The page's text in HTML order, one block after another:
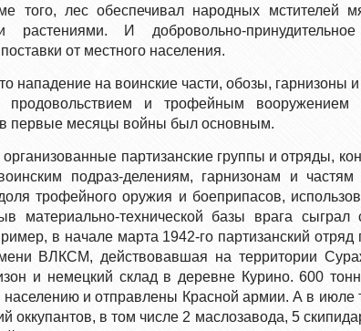
того, лес обеспечивал народных мстителей
И добровольно-
от местного населения.
нападение на воинские части, обозы, гарнизоны
продовольствием и трофейным вооружением
первые месяцы войны был основным.
партизанские группы и отряды,
подраз-делениям, гарнизонам и
трофейного оружия и боеприпасов,
материально-технической базы врага
в начале марта 1942-го партизанский
ВЛКСМ, действовавшая на территории
и немецкий склад в деревне Курино. 600
и отправлены Красной армии. А в июле
оккупантов, в том числе 2 маслозавода, 5